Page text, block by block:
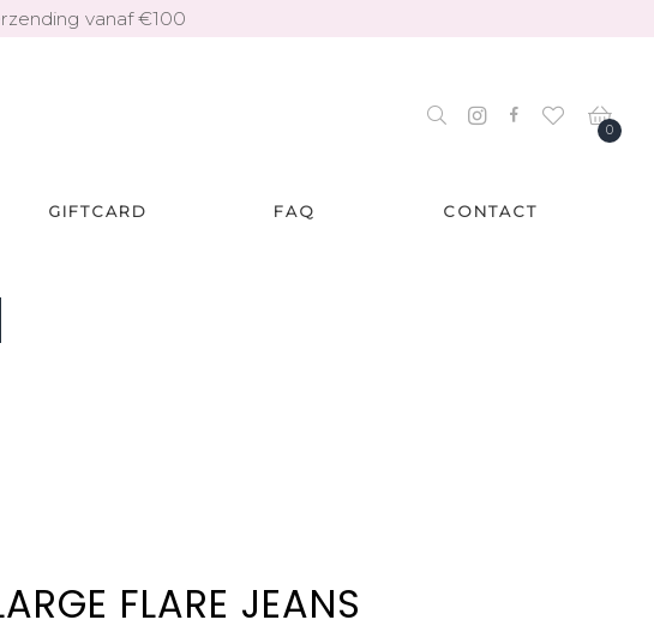
vanaf €100
0
GIFTCARD FAQ CONTACT
FLARE JEANS